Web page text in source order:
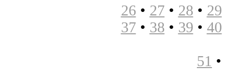
26 • 27 • 28 • 29
37 • 38 • 39 • 40
51 •